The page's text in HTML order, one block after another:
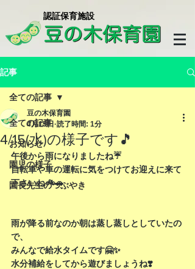
​認証保育施設
記事
全ての記事
お知らせ
園児の様子
園長先生のつぶやき
全ての記事
4/15(水)の様子です🎵
豆の木保育園
4月15日 読了時間: 1分
午後から雨になりましたね☔️
自転車や車の運転に気をつけてお迎えに来て
下さいね🚲🚗
雨が降る前なのか朝は蒸し蒸しとしていたの
で、
みんなで給水タイムです🤗✨
水分補給をしてから遊びましょうね❣️